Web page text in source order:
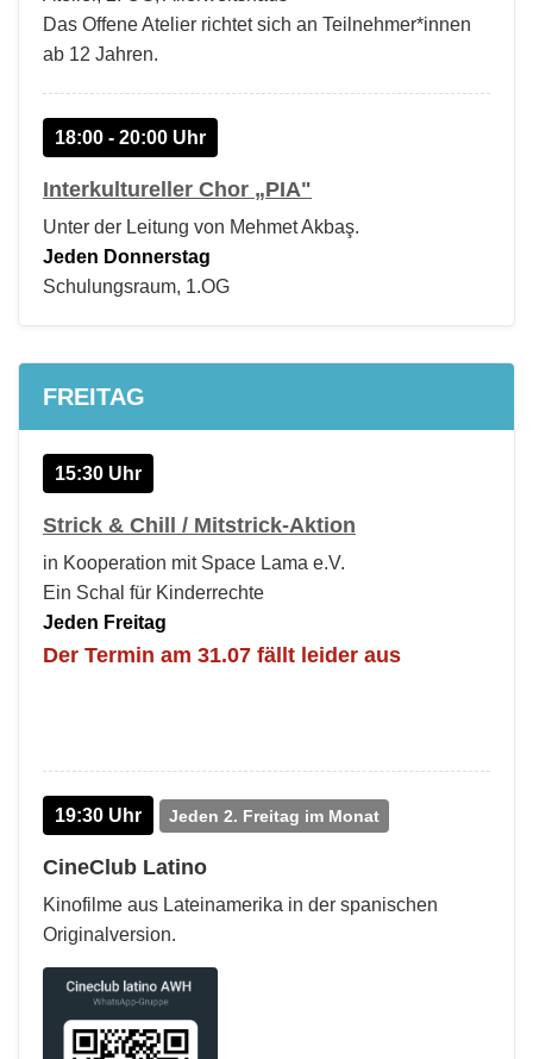
Das Offene Atelier richtet sich an Teilnehmer*innen
ab 12 Jahren.
18:00 - 20:00 Uhr
Interkultureller Chor „PIA"
Unter der Leitung von Mehmet Akbaş.
Jeden Donnerstag
Schulungsraum, 1.OG
FREITAG
15:30 Uhr
Strick & Chill / Mitstrick-Aktion
in Kooperation mit Space Lama e.V.
Ein Schal für Kinderrechte
Jeden Freitag
Der Termin am 31.07 fällt leider aus
19:30 Uhr Jeden 2. Freitag im Monat
CineClub Latino
Kinofilme aus Lateinamerika in der spanischen
Originalversion.